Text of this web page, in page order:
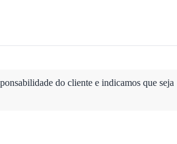
do cliente e indicamos que seja